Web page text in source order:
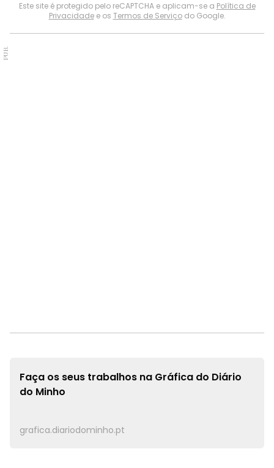
Este site é protegido pelo reCAPTCHA e aplicam-se a Política de
Privacidadee os Termos de Serviçodo Google.
PUB.
Faça os seus trabalhos na Gráfica do Diário
do Minho
grafica.diariodominho.pt